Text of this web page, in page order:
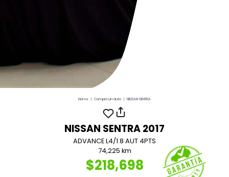
Home | Compra un auto | NISSAN SENTRA
NISSAN SENTRA 2017
ADVANCE L4/1.8 AUT 4PTS
74,225 km
$218,698